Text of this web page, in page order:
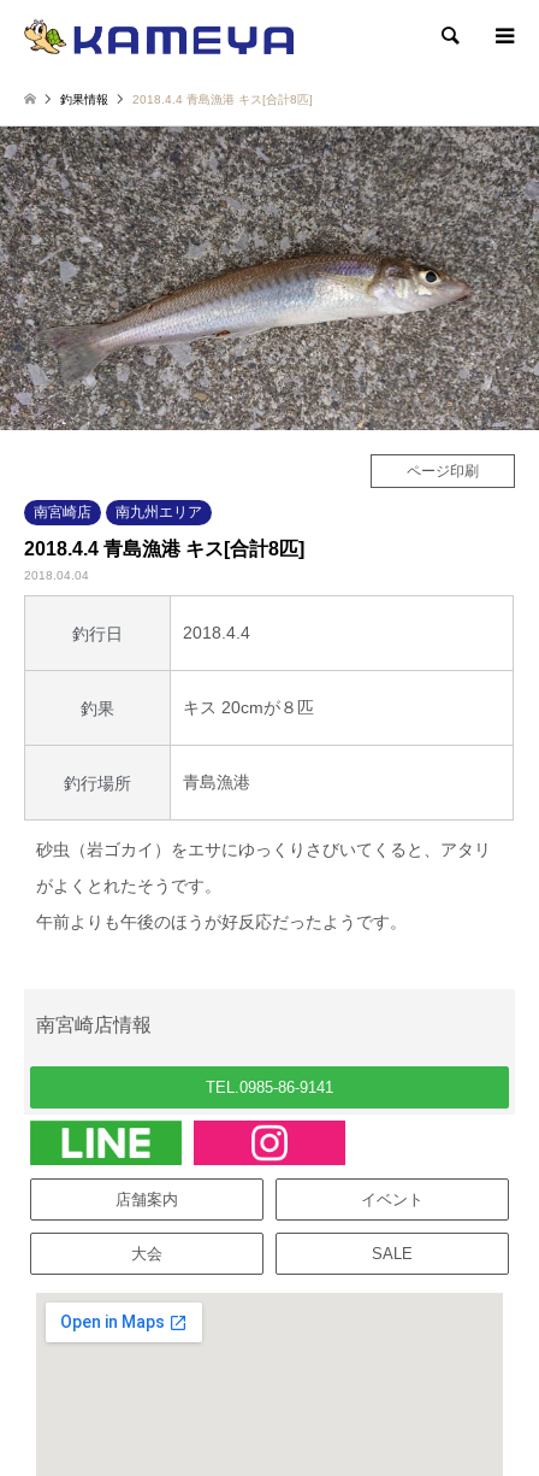
検索
釣果情報 2018.4.4 青島漁港 キス[合計8匹]
ページ印刷
南宮崎店 南九州エリア
2018.4.4 青島漁港 キス[合計8匹]
2018.04.04
釣行日 2018.4.4
釣果 キス 20cmが８匹
釣行場所 青島漁港
砂虫（岩ゴカイ）をエサにゆっくりさびいてくると、アタリ
がよくとれたそうです。
午前よりも午後のほうが好反応だったようです。
南宮崎店情報
TEL.0985-86-9141
店舗案内 イベント
大会 SALE